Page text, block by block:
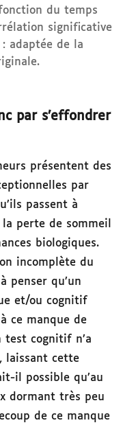
du temps
significative
adaptée de la
par s’effondrer
présentent des
par
passent à
perte de sommeil
biologiques.
incomplète du
penser qu’un
et/ou cognitif
ce manque de
test cognitif n’a
laissant cette
il possible qu’au
dormant très peu
de ce manque